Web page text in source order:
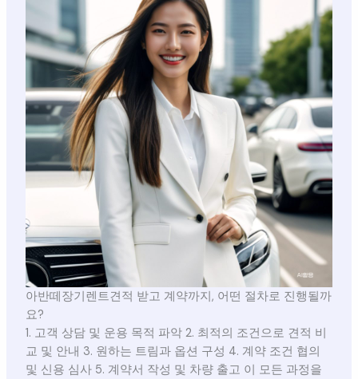
아반떼장기렌트견적 받고 계약까지, 어떤 절차로 진행될까
요?
1. 고객 상담 및 운용 목적 파악 2. 최적의 조건으로 견적 비
교 및 안내 3. 원하는 트림과 옵션 구성 4. 계약 조건 협의
및 신용 심사 5. 계약서 작성 및 차량 출고 이 모든 과정을